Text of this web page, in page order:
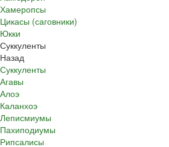
Хамеропсы
Цикасы (саговники)
Юкки
Суккуленты
Назад
Суккуленты
Агавы
Алоэ
Каланхоэ
Леписмиумы
Пахиподиумы
Рипсалисы